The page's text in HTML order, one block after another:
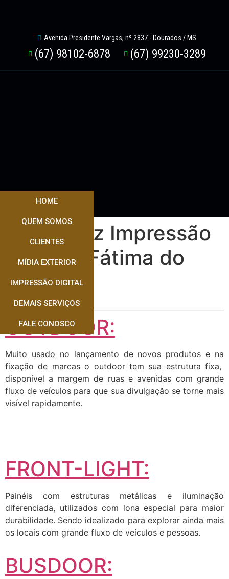
Avenida Presidente Vargas, nº 2837 - Dourados / MS
(67) 98102-6878 (67) 99230-3289
HOME
QUEM SOMOS
CLIENTES
MÍDIA EXTERIOR
IMPRESSÃO DIGITAL
DEMAIS SERVIÇOS
FALE CONOSCO
Quem faz Impressão
Canvas Fátima do
Sul
OUTDOOR:
Muito usado no lançamento de novos produtos e na
fixação de marcas o outdoor tem sua estrutura fixa,
disponível a margem de ruas e avenidas com grande
fluxo de veículos para que sua divulgação se torne mais
visível rapidamente.
FRONT-LIGHT:
Painéis com estruturas metálicas e iluminação
diferenciada, utilizados com lona especial para maior
durabilidade. Sendo idealizado para explorar ainda mais
os locais com grande fluxo de veículos e pessoas.
BUSDOOR: